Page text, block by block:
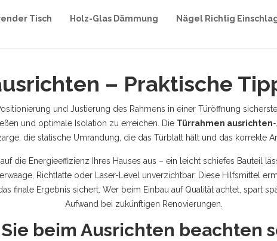
Tisch Holz-Glas Dämmung Nägel Richtig
– Praktische
und Justierung des Rahmens in einer Türöffnung
und optimale Isolation zu erreichen. Die Türrahmen ausrichten
, die statische Umrandung, die das Türblatt hältund das korrekte
die Energieeffizienz Ihres Hauses aus – ein leicht schiefes Bauteil
Richtlatte oder Laser-Level unverzichtbar. Diese Hilfsmittel
finale Ergebnis sichert. Wer beim Einbau auf Qualität achtet, spart
Aufwand bei zukünftigen Renovierungen.
Sie beim Ausrichten beachten